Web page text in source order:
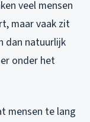
veel mensen
maar vaak zit
dan natuurlijk
onder het
mensen te lang